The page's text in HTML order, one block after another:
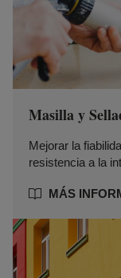
Masilla y
Mejorar la
resistencia a la
MÁS